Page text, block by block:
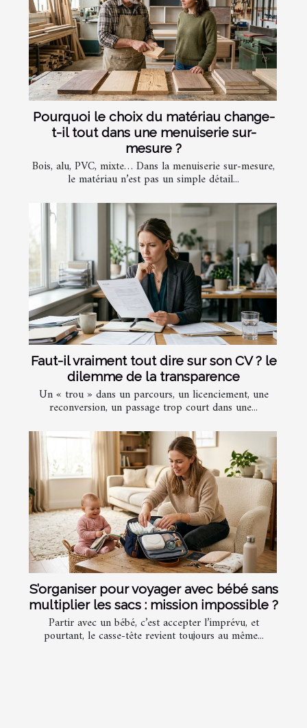
Pourquoi le choix du matériau change-
t-il tout dans une menuiserie sur-
mesure ?
Bois, alu, PVC, mixte… Dans la menuiserie sur-mesure,
le matériau n’est pas un simple détail...
Faut-il vraiment tout dire sur son CV ? le
dilemme de la transparence
Un « trou » dans un parcours, un licenciement, une
reconversion, un passage trop court dans une...
S’organiser pour voyager avec bébé sans
multiplier les sacs : mission impossible ?
Partir avec un bébé, c’est accepter l’imprévu, et
pourtant, le casse-tête revient toujours au même...